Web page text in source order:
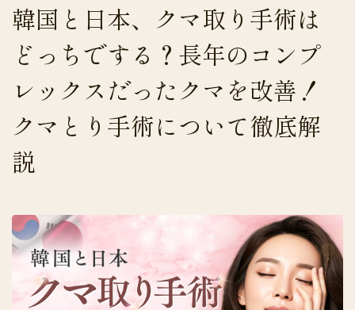
韓国と日本、クマ取り手術は
どっちでする？長年のコンプ
レックスだったクマを改善！
クマとり手術について徹底解
説